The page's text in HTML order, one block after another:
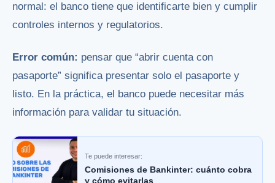
normal: el banco tiene que identificarte bien y cumplir
controles internos y regulatorios.
Error común: pensar que “abrir cuenta con
pasaporte” significa presentar solo el pasaporte y
listo. En la práctica, el banco puede necesitar más
información para validar tu situación.
Te puede interesar:
Comisiones de Bankinter: cuánto cobra
y cómo evitarlas